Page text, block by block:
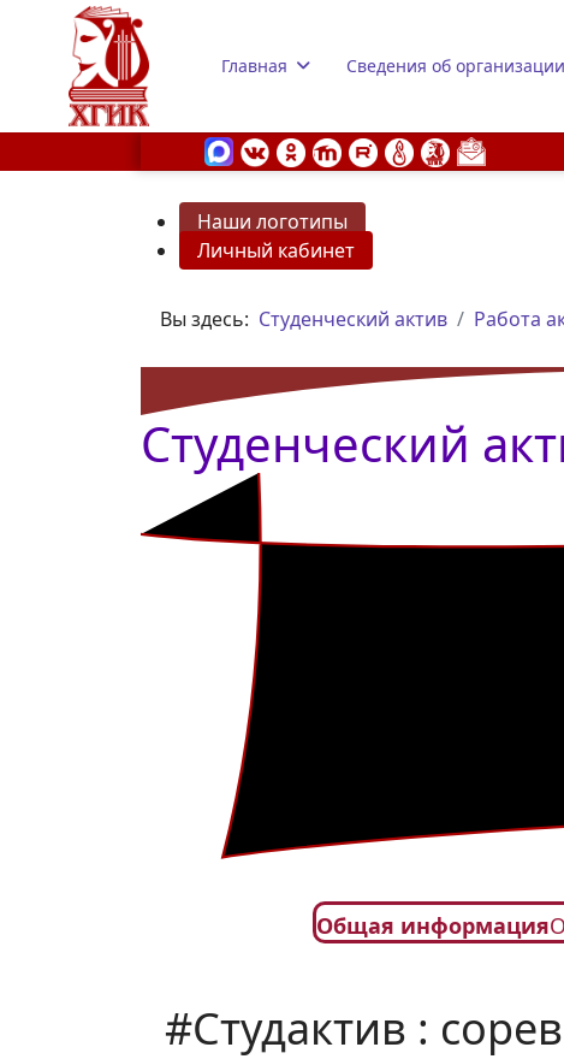
Главная Сведения об организации
Наши логотипы
Личный кабинет
Вы здесь: Студенческий актив Работа
Студенческий
Общая информация
#Студактив :